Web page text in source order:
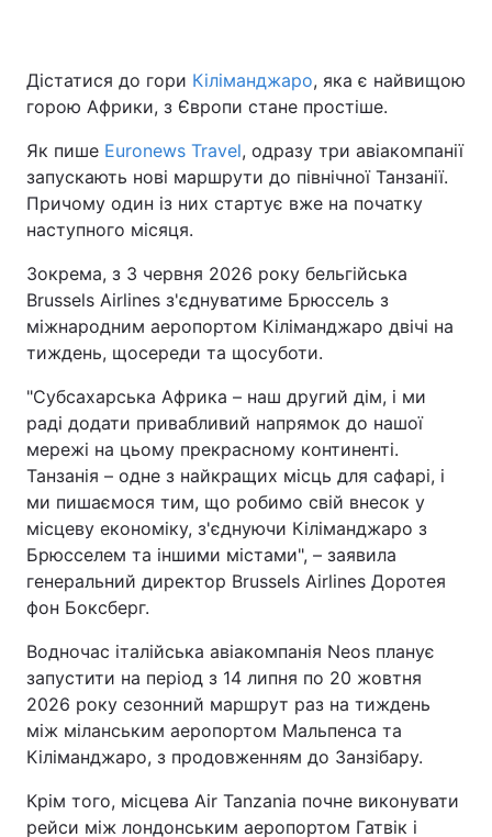
Дістатися до гори Кіліманджаро, яка є найвищою
горою Африки, з Європи стане простіше.
Як пише Euronews Travel, одразу три авіакомпанії
запускають нові маршрути до північної Танзанії.
Причому один із них стартує вже на початку
наступного місяця.
Зокрема, з 3 червня 2026 року бельгійська
Brussels Airlines з'єднуватиме Брюссель з
міжнародним аеропортом Кіліманджаро двічі на
тиждень, щосереди та щосуботи.
"Субсахарська Африка – наш другий дім, і ми
раді додати привабливий напрямок до нашої
мережі на цьому прекрасному континенті.
Танзанія – одне з найкращих місць для сафарі, і
ми пишаємося тим, що робимо свій внесок у
місцеву економіку, з'єднуючи Кіліманджаро з
Брюсселем та іншими містами", – заявила
генеральний директор Brussels Airlines Доротея
фон Боксберг.
Водночас італійська авіакомпанія Neos планує
запустити на період з 14 липня по 20 жовтня
2026 року сезонний маршрут раз на тиждень
між міланським аеропортом Мальпенса та
Кіліманджаро, з продовженням до Занзібару.
Крім того, місцева Air Tanzania почне виконувати
рейси між лондонським аеропортом Гатвік і